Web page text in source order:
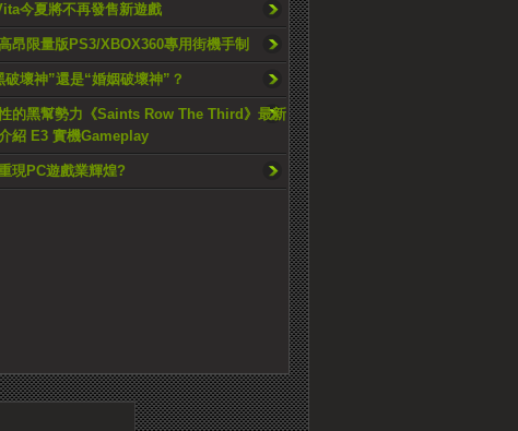
今夏將不再發售新遊戲
昂限量版PS3/XBOX360專用街機手制
破壞神”還是“婚姻破壞神”？
的黑幫勢力《Saints Row The Third》最新
紹 E3 實機Gameplay
現PC遊戲業輝煌?